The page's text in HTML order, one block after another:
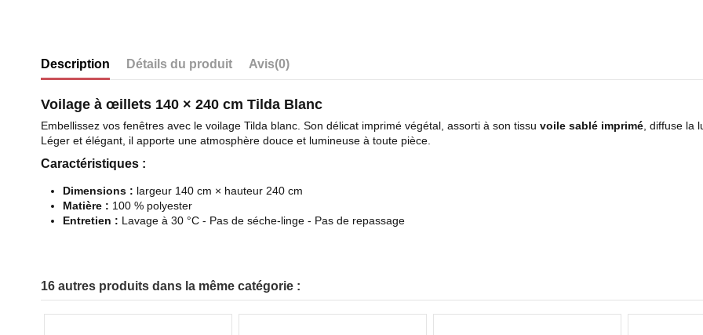
Description Détails du produit Avis(0)
Voilage à œillets 140 × 240 cm Tilda Blanc
Embellissez vos fenêtres avec le voilage Tilda blanc. Son délicat imprimé végétal, assorti à son tissu voile sablé imprimé , diffuse la
Léger et élégant, il apporte une atmosphère douce et lumineuse à toute pièce.
Caractéristiques :
Dimensions : largeur 140 cm × hauteur 240 cm
Matière : 100 % polyester
Entretien : Lavage à 30 °C - Pas de séche-linge - Pas de repassage
16 autres produits dans la même catégorie :